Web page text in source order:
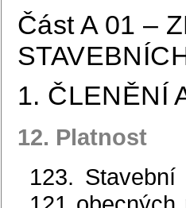
Část A 01 –
1. ČLENĚNÍ
12. Platnost
123.